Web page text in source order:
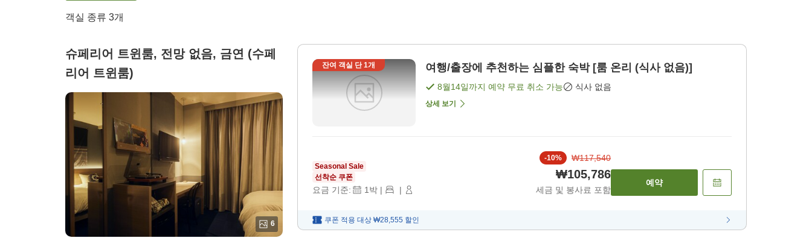
객실 종류 3개
슈페리어 트윈룸, 전망 없음, 금연 (수페
리어 트윈룸)
6
잔여 객실 단1개 여행/출장에 추천하는 심플한 숙박 [룸 온리 (식사 없음)]
8월14일까지 예약 무료 취소 가능 식사 없음
상세 보기
Seasonal Sale
선착순 쿠폰
요금 기준: 1박 | |
-10% ₩117,540
₩105,786
세금 및 봉사료 포함
예약
쿠폰 적용 대상 ₩28,555 할인